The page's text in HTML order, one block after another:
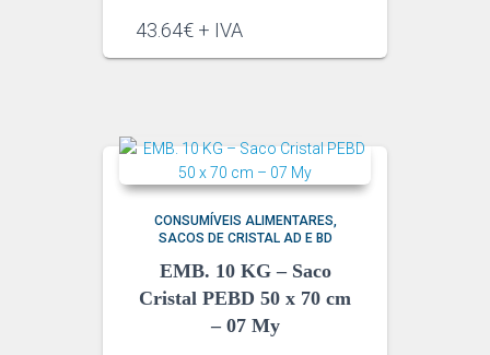
43.64€ + IVA
CONSUMÍVEIS ALIMENTARES
SACOS DE CRISTAL AD E BD
EMB. 10 KG – Saco
Cristal PEBD 50 x 70 cm
– 07 My